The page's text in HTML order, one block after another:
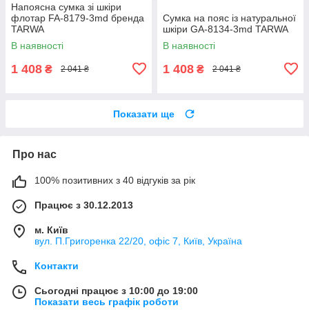
Напоясна сумка зі шкіри
флотар FA-8179-3md бренда
TARWA
В наявності
1 408 ₴ 2 041 ₴
Сумка на пояс із натуральної
шкіри GA-8134-3md TARWA
В наявності
1 408 ₴ 2 041 ₴
Показати ще
Про нас
100% позитивних з 40 відгуків за рік
Працює з 30.12.2013
м. Київ
вул. П.Григоренка 22/20, офіс 7, Київ, Україна
Контакти
Сьогодні працює з 10:00 до 19:00
Показати весь графік роботи